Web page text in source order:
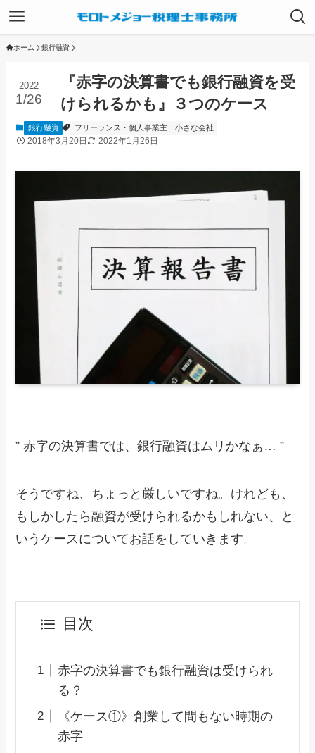
ホーム 銀行融資
『赤字の決算書でも銀行融資を受
けられるかも』３つのケース
2022
1/26
銀行融資 フリーランス・個人事業主 小さな会社
2018年3月20日 2022年1月26日
” 赤字の決算書では、銀行融資はムリかなぁ… ”
そうですね、ちょっと厳しいですね。けれども、
もしかしたら融資が受けられるかもしれない、と
いうケースについてお話をしていきます。
目次
赤字の決算書でも銀行融資は受けられ
る？
《ケース①》創業して間もない時期の
赤字